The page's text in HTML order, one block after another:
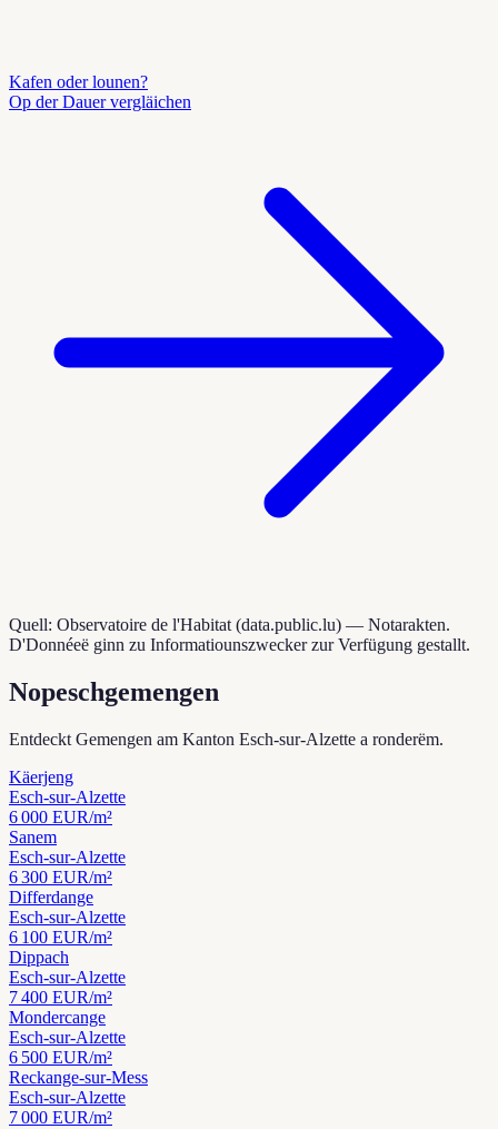
Kafen oder lounen?
Op der Dauer vergläichen
Quell: Observatoire de l'Habitat (data.public.lu) — Notarakten.
D'Donnéeë ginn zu Informatiounszwecker zur Verfügung gestallt.
Nopeschgemengen
Entdeckt Gemengen am Kanton Esch-sur-Alzette a ronderëm.
Käerjeng
Esch-sur-Alzette
6 000 EUR/m²
Sanem
Esch-sur-Alzette
6 300 EUR/m²
Differdange
Esch-sur-Alzette
6 100 EUR/m²
Dippach
Esch-sur-Alzette
7 400 EUR/m²
Mondercange
Esch-sur-Alzette
6 500 EUR/m²
Reckange-sur-Mess
Esch-sur-Alzette
7 000 EUR/m²